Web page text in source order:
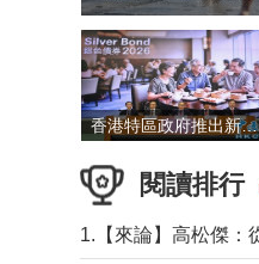
香港特區政府推出新一批銀色債券 每手1萬元保底息4.25厘
閱讀排行